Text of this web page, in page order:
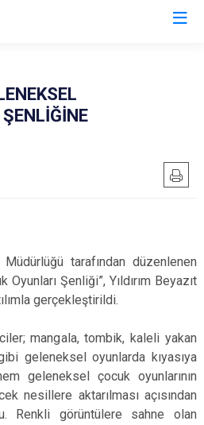
Salihli
Şehzadeler
Yunusemre
tarafından düzenlenen
Şenliği”, Yıldırım Beyazıt
gerçekleştirildi.
mangala, tombik, kaleli yakan
geleneksel oyunlarda kıyasıya
geleneksel çocuk oyunlarının
nesillere aktarılması açısından
Renkli görüntülere sahne olan